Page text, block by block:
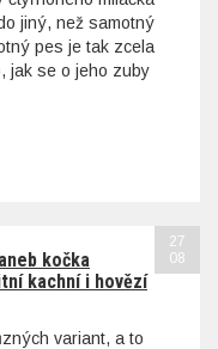
jiný, než samotný
pes je tak zcela
jak se o jeho zuby
kočka
kachní i hovězí
variant, a to
27
08